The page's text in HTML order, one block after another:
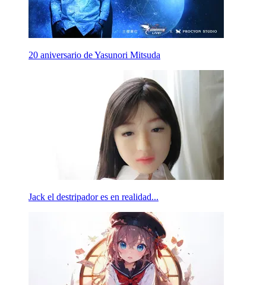
20 aniversario de Yasunori Mitsuda
Jack el destripador es en realidad...